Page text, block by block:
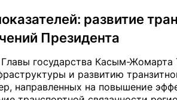
развитие
Президента
государства Касым-Жомарта
и развитию
направленных на повышение